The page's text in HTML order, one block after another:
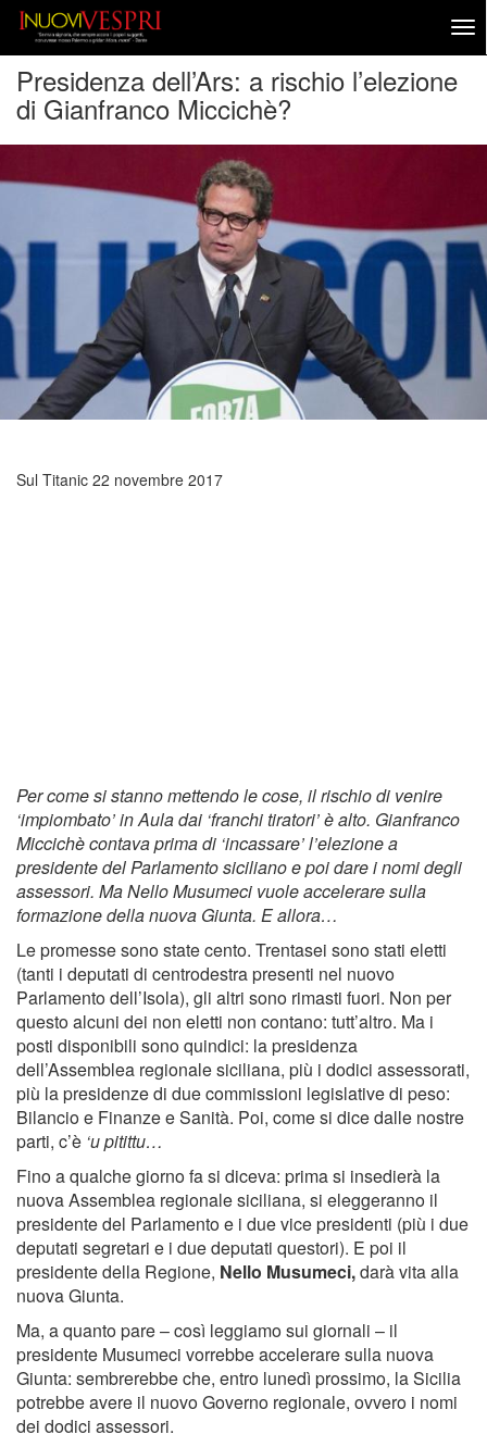
Presidenza dell’Ars: a rischio l’elezione
di Gianfranco Miccichè?
Sul Titanic 22 novembre 2017
Per come si stanno mettendo le cose, il rischio di venire
‘impiombato’ in Aula dai ‘franchi tiratori’ è alto. Gianfranco
Miccichè contava prima di ‘incassare’ l’elezione a
presidente del Parlamento siciliano e poi dare i nomi degli
assessori. Ma Nello Musumeci vuole accelerare sulla
formazione della nuova Giunta. E allora…
Le promesse sono state cento. Trentasei sono stati eletti
(tanti i deputati di centrodestra presenti nel nuovo
Parlamento dell’Isola), gli altri sono rimasti fuori. Non per
questo alcuni dei non eletti non contano: tutt’altro. Ma i
posti disponibili sono quindici: la presidenza
dell’Assemblea regionale siciliana, più i dodici assessorati,
più la presidenze di due commissioni legislative di peso:
Bilancio e Finanze e Sanità. Poi, come si dice dalle nostre
parti, c’è ‘u pitittu…
Fino a qualche giorno fa si diceva: prima si insedierà la
nuova Assemblea regionale siciliana, si eleggeranno il
presidente del Parlamento e i due vice presidenti (più i due
deputati segretari e i due deputati questori). E poi il
presidente della Regione, Nello Musumeci,darà vita alla
nuova Giunta.
Ma, a quanto pare – così leggiamo sui giornali – il
presidente Musumeci vorrebbe accelerare sulla nuova
Giunta: sembrerebbe che, entro lunedì prossimo, la Sicilia
potrebbe avere il nuovo Governo regionale, ovvero i nomi
dei dodici assessori.